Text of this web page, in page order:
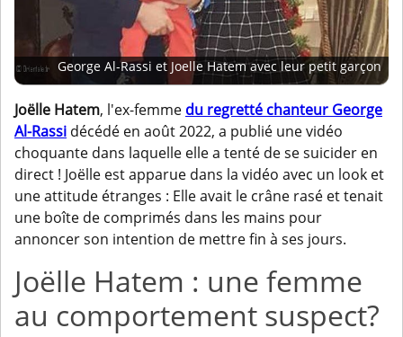
George Al-Rassi et Joelle Hatem avec leur petit garçon
Joëlle Hatem, l'ex-femme du regretté chanteur George
Al-Rassi décédé en août 2022, a publié une vidéo
choquante dans laquelle elle a tenté de se suicider en
direct ! Joëlle est apparue dans la vidéo avec un look et
une attitude étranges : Elle avait le crâne rasé et tenait
une boîte de comprimés dans les mains pour
annoncer son intention de mettre fin à ses jours.
Joëlle Hatem : une femme
au comportement suspect?